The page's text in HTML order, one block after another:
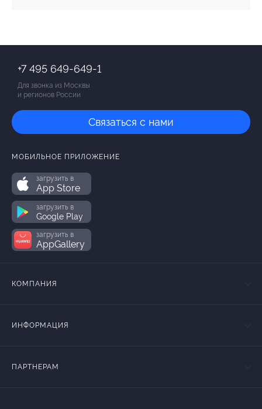
+7 495 649-649-1
Для звонка из Москвы
и регионов России
Связаться с нами
МОБИЛЬНОЕ ПРИЛОЖЕНИЕ
загрузить в
App Store
загрузить в
Google Play
загрузить в
AppGallery
КОМПАНИЯ
ИНФОРМАЦИЯ
ПАРТНЕРАМ